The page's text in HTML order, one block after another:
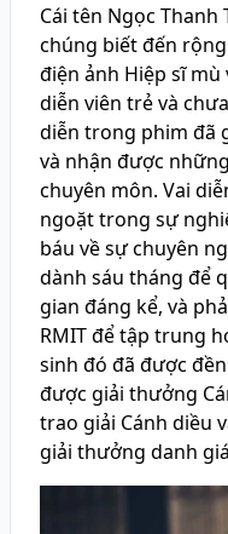
Cái tên Ngọc
chúng biết đến
điện ảnh Hiệp sĩ mù
diễn viên trẻ và
diễn trong phim đã
và nhận được
chuyên môn. Vai
ngoặt trong sự
báu về sự chuyên
dành sáu tháng để
gian đáng kể, và
RMIT để tập trung
sinh đó đã được
được giải thưởng
trao giải Cánh diều
giải thưởng danh